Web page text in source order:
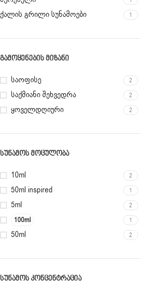
ქალის გრილი სუნამოები 1
ᲒᲐᲛᲝᲧᲔᲜᲔᲑᲘᲡ ᲛᲘᲖᲐᲜᲘ
საოფისე 2
საქმიანი შეხვედრა 2
ყოველდღიური 2
ᲡᲣᲜᲐᲛᲝᲡ ᲛᲝᲪᲣᲚᲝᲑᲐ
10ml 2
50ml inspired 1
5ml 2
100ml 1
50ml 2
ᲡᲣᲜᲐᲛᲝᲡ ᲙᲝᲜᲪᲔᲜᲢᲠᲐᲪᲘᲐ